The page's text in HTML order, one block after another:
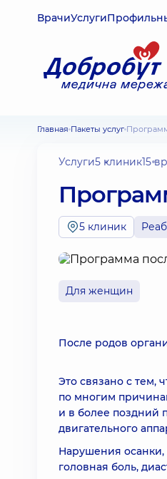
ВрачиУслуги
Главная Пакеты услуг
Услуги5 клиник15
5 клиник
Для женщин
После родов
Это связано с тем,
по многим
и в более поздний
двигательного
Нарушения осанки,
головная боль,